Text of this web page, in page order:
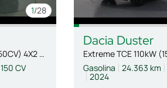
1/28
Extreme TCE 110kW (150CV) 4X2 EDC
150 CV
Dacia Duster
Gasolina
24.363 km
2024